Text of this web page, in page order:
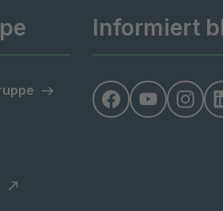
Informiert